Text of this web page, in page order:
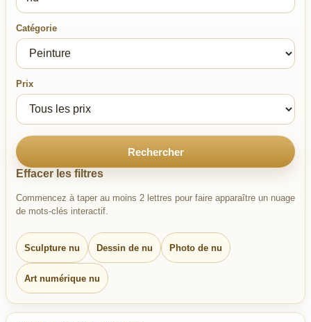
Catégorie
Prix
Rechercher
Effacer les filtres
Commencez à taper au moins 2 lettres pour faire apparaître un nuage
de mots-clés interactif.
Sculpture nu Dessin de nu Photo de nu
Art numérique nu